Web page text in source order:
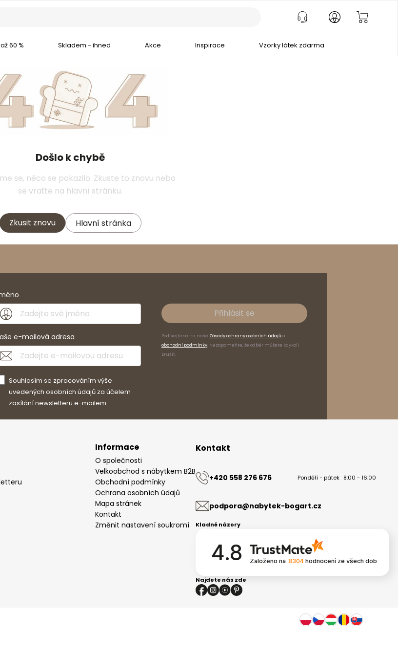
60 % Skladem - ihned Akce Inspirace Vzorky látek zdarma
Došlo k chybě
se, něco se pokazilo. Zkuste to znovu nebo
se vraťte na hlavní stránku.
Zkusit znovu Hlavní stránka
e-mailová adresa
Souhlasím se zpracováním výše
uvedených osobních údajů za účelem
zasílání newsletteru e-mailem.
Přihlásit se
Podívejte se na naše Zásady ochrany osobních údajů a
obchodní podmínky. Nezapomeňte, že odběr můžete kdykoli
zrušit.
Informace
O společnosti
Velkoobchod s nábytkem B2B
Obchodní podmínky
Ochrana osobních údajů
Mapa stránek
Kontakt
Změnit nastavení soukromí
Kontakt
+420 558 276 676 Pondělí - pátek 8:00 - 16:00
podpora@nabytek-bogart.cz
Kladné názory
4.8 Založeno na 8304 hodnocení ze všech dob
Najdete nás zde